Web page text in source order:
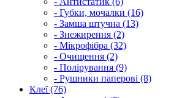
- Губки, мочалки (16)
- Замша штучна (13)
- Знежирення (2)
- Мікрофібра (32)
- Очищення (2)
- Полірування (9)
- Рушники паперові (8)
Клеї (76)